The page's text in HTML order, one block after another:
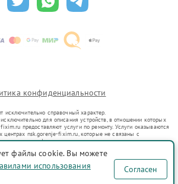
конфиденциальности
исключительно справочный характер.
для описания устройств, в отношении которых
предоставляют услуги по ремонту. Услуги оказываются
центрах nsk.gorenje-fixim.ru, которые не связаны с
или их официальными представителями.
уже введенных в гражданский оборот в соответствии
не преследует цели индивидуализации услуг или введения
для информирования о предоставляемых услугах по
файлы cookie. Вы можете
использования
Согласен